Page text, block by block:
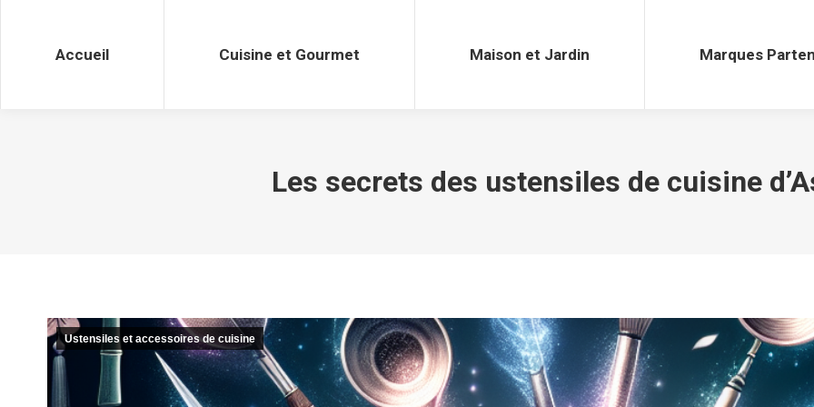
Accueil Cuisine et Gourmet Maison et Jardin Marques
Les secrets des ustensiles de cuisine
Ustensiles et accessoires de cuisine